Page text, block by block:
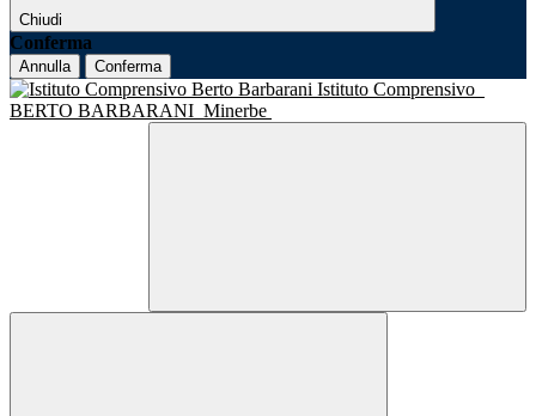
Chiudi
Conferma
Annulla Conferma
Istituto Comprensivo
BERTO BARBARANI Minerbe